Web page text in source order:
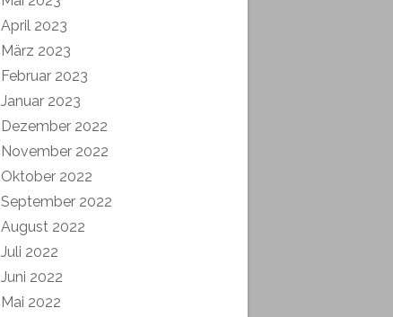
April 2023
März 2023
Februar 2023
Januar 2023
Dezember 2022
November 2022
Oktober 2022
September 2022
August 2022
Juli 2022
Juni 2022
Mai 2022